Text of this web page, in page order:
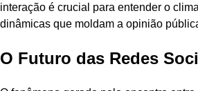
interação é crucial para entender o
dinâmicas que moldam a opinião
O Futuro das Redes